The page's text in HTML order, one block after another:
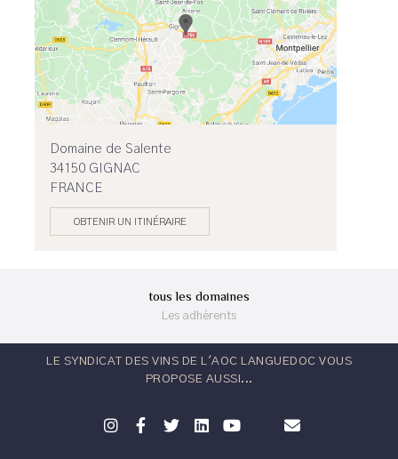
Domaine de Salente
34150 GIGNAC
FRANCE
OBTENIR UN ITINÉRAIRE
tous les domaines
Les adhérents
LE SYNDICAT DES VINS DE L'AOC LANGUEDOC VOUS
PROPOSE AUSSI...